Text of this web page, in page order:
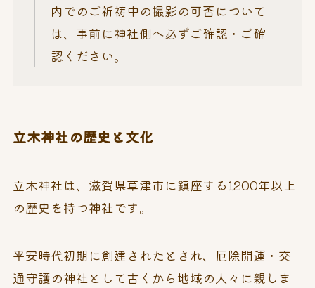
内でのご祈祷中の撮影の可否について
は、事前に神社側へ必ずご確認・ご確
認ください。
立木神社の歴史と文化
立木神社は、滋賀県草津市に鎮座する1200年以上
の歴史を持つ神社です。
平安時代初期に創建されたとされ、厄除開運・交
通守護の神社として古くから地域の人々に親しま